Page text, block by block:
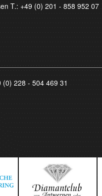
T.: +49 (0) 201 - 858 952 07
(0) 228 - 504 469 31